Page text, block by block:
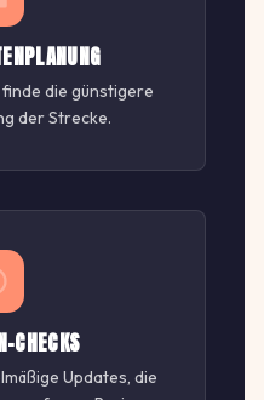
die günstigere
der Strecke.
CHECKS
Updates, die